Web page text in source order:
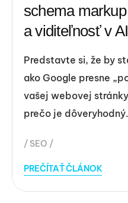
schema
a viditeľnosť v
Predstavte si, že by
ako Google presne
vašej webovej
prečo je
SEO
PREČÍTAŤ ČLÁNOK